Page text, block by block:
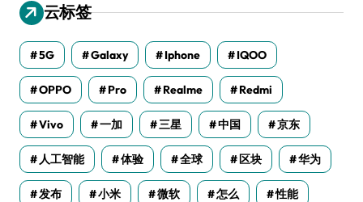
云标签
5G Galaxy Iphone IQOO
OPPO Pro Realme Redmi
Vivo 一加 三星 中国 京东
人工智能 体验 全球 区块 华为
发布 小米 微软 怎么 性能